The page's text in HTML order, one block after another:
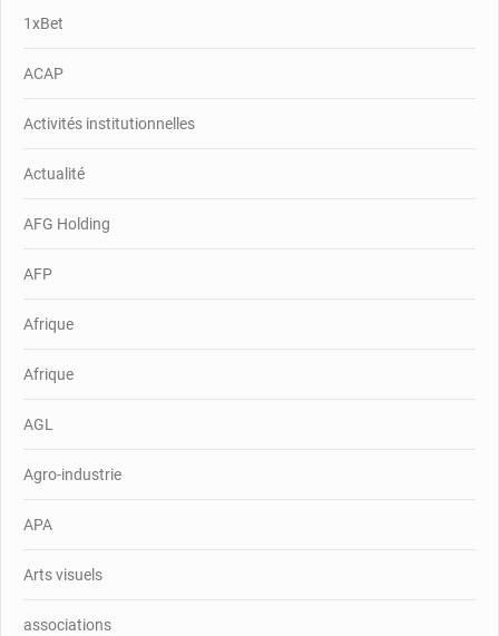
1xBet
ACAP
Activités institutionnelles
Actualité
AFG Holding
AFP
Afrique
Afrique
AGL
Agro-industrie
APA
Arts visuels
associations